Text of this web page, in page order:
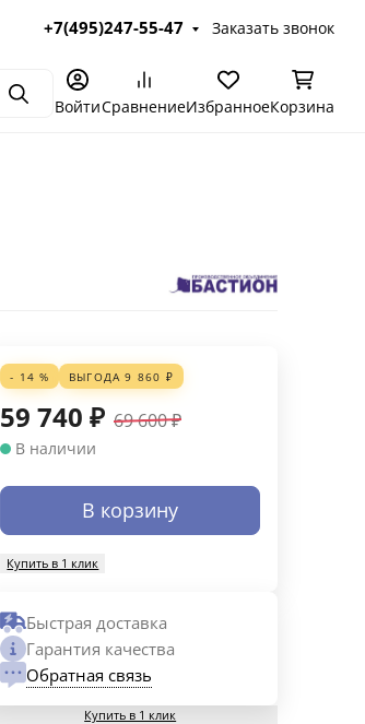
+7(495)247-55-47 Заказать звонок
ПоискВойтиСравнениеИзбранноеКорзина
- 14 % ВЫГОДА9 860 ₽
59 740 ₽ 69 600₽
В наличии
В корзину
Купить в 1 клик
Быстрая доставка
Гарантия качества
Обратная связь
Купить в 1 клик